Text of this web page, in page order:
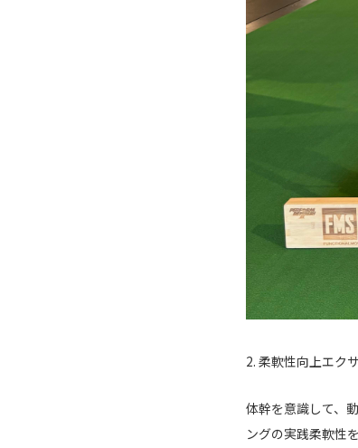
2. 柔軟性向上エク
体幹を意識して、
ングの実践柔軟性